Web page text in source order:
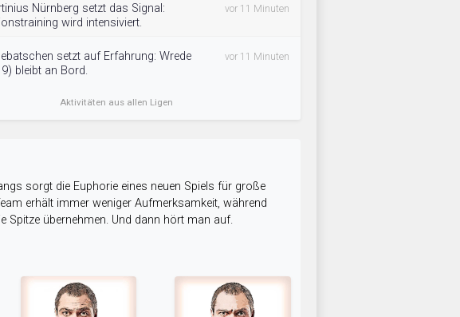
Nürnberg setzt das Signal:
wird intensiviert.
vor 11 Minuten
setzt auf Erfahrung: Wrede
bleibt an Bord.
vor 11 Minuten
Aktivitäten aus allen Ligen
sorgt die Euphorie eines neuen Spiels für große
erhält immer weniger Aufmerksamkeit, während
Spitze übernehmen. Und dann hört man auf.